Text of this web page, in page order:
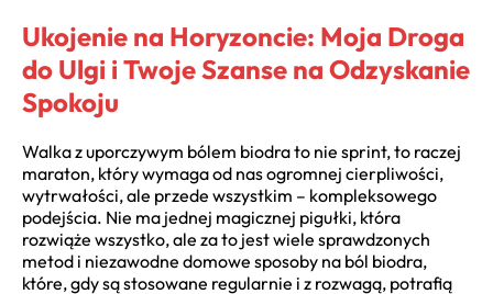
Ukojenie na Horyzoncie: Moja Droga
do Ulgi i Twoje Szanse na Odzyskanie
Spokoju
Walka z uporczywym bólem biodra to nie sprint, to raczej
maraton, który wymaga od nas ogromnej cierpliwości,
wytrwałości, ale przede wszystkim – kompleksowego
podejścia. Nie ma jednej magicznej pigułki, która
rozwiąże wszystko, ale za to jest wiele sprawdzonych
metod i niezawodne domowe sposoby na ból biodra,
które, gdy są stosowane regularnie i z rozwagą, potrafią